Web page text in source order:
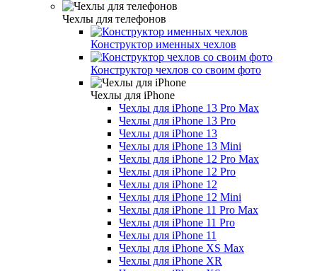
Чехлы для телефонов
Конструктор именных чехлов
Конструктор чехлов со своим фото
Чехлы для iPhone
Чехлы для iPhone 13 Pro Max
Чехлы для iPhone 13 Pro
Чехлы для iPhone 13
Чехлы для iPhone 13 Mini
Чехлы для iPhone 12 Pro Max
Чехлы для iPhone 12 Pro
Чехлы для iPhone 12
Чехлы для iPhone 12 Mini
Чехлы для iPhone 11 Pro Max
Чехлы для iPhone 11 Pro
Чехлы для iPhone 11
Чехлы для iPhone XS Max
Чехлы для iPhone XR